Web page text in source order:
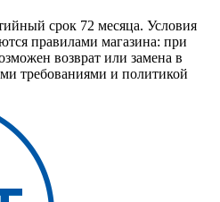
срок 72 месяца. Условия
правилами магазина: при
возврат или замена в
требованиями и политикой